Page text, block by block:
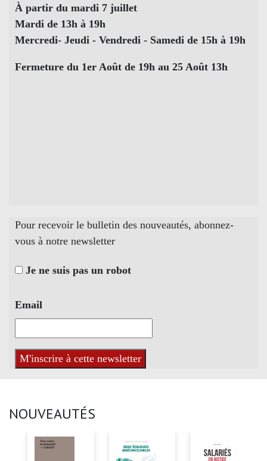
À partir du mardi 7 juillet
Mardi de 13h à 19h
Mercredi- Jeudi - Vendredi - Samedi de 15h à 19h
Fermeture du 1er Août de 19h au 25 Août 13h
Pour recevoir le bulletin des nouveautés, abonnez-
vous à notre newsletter
Je ne suis pas un robot
Email
NOUVEAUTÉS